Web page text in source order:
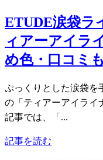
ETUDE涙袋ラ
ィアーアイラ
め色・口コミ
ぷっくりとした涙袋を
の「ティアーアイライ
記事では、「...
記事を読む